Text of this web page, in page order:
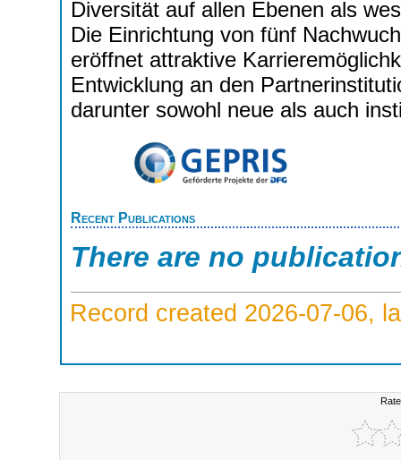
Diversität auf allen Ebenen als
Die Einrichtung von fünf
eröffnet attraktive
Entwicklung an den
darunter sowohl neue als auch
Recent Publications
There are no
Record created 2026-07-06,